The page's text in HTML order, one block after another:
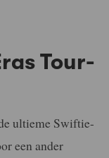
Tour-
ultieme Swiftie-
een ander